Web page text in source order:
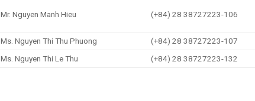
Mr. Nguyen Manh Hieu
(+84) 28 38727223-106
Ms. Nguyen Thi Thu Phuong (+84) 28 38727223-107
Ms. Nguyen Thi Le Thu (+84) 28 38727223-132